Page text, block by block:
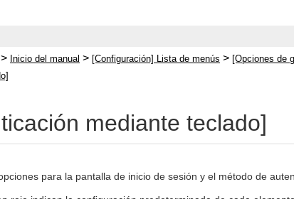
> Inicio del manual > [Configuración] Lista de menús > [Opciones de
mediante teclado]
para la pantalla de inicio de sesión y el método de